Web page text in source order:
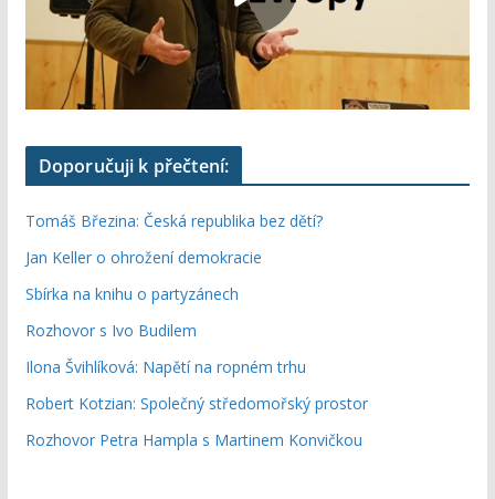
Doporučuji k přečtení:
Tomáš Březina: Česká republika bez dětí?
Jan Keller o ohrožení demokracie
Sbírka na knihu o partyzánech
Rozhovor s Ivo Budilem
Ilona Švihlíková: Napětí na ropném trhu
Robert Kotzian: Společný středomořský prostor
Rozhovor Petra Hampla s Martinem Konvičkou